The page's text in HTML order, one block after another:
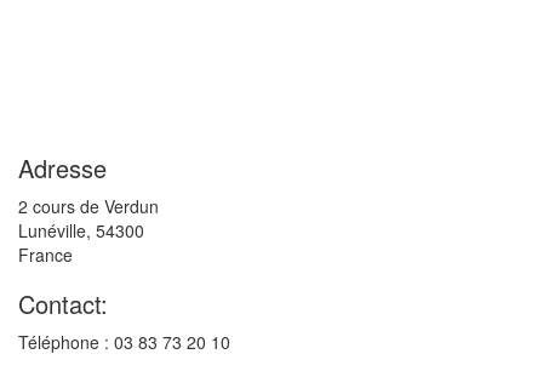
Adresse
2 cours de Verdun
Lunéville, 54300
France
Contact:
Téléphone : 03 83 73 20 10